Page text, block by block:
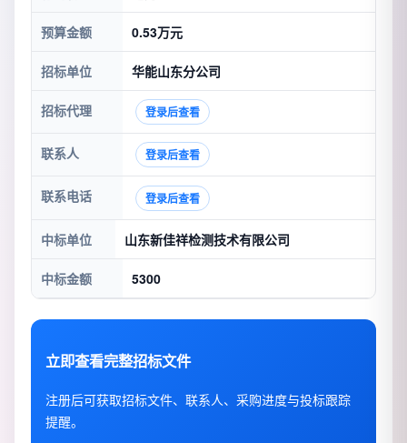
预算金额 0.53万元
招标单位 华能山东分公司
招标代理 登录后查看
联系人 登录后查看
联系电话 登录后查看
中标单位 山东新佳祥检测技术有限公司
中标金额 5300
立即查看完整招标文件
注册后可获取招标文件、联系人、采购进度与投标跟踪
提醒。